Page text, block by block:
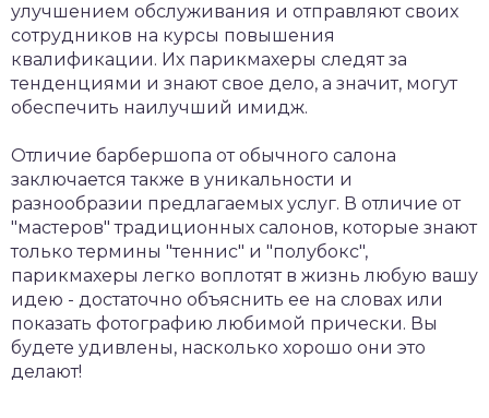
улучшением обслуживания и отправляют своих
сотрудников на курсы повышения
квалификации. Их парикмахеры следят за
тенденциями и знают свое дело, а значит, могут
обеспечить наилучший имидж.
Отличие барбершопа от обычного салона
заключается также в уникальности и
разнообразии предлагаемых услуг. В отличие от
"мастеров" традиционных салонов, которые знают
только термины "теннис" и "полубокс",
парикмахеры легко воплотят в жизнь любую вашу
идею - достаточно объяснить ее на словах или
показать фотографию любимой прически. Вы
будете удивлены, насколько хорошо они это
делают!